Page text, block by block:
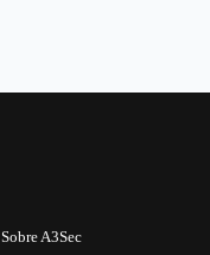
Sobre A3Sec